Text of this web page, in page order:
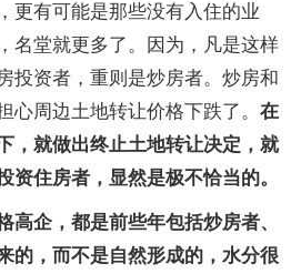
更有可能是那些没有入住的业
名堂就更多了。因为，凡是这样
投资者，重则是炒房者。炒房和
心周边土地转让价格下跌了。 在
，就做出终止土地转让决定，就
资住房者，显然是极不恰当的。
高企，都是前些年包括炒房者、
的，而不是自然形成的，水分很